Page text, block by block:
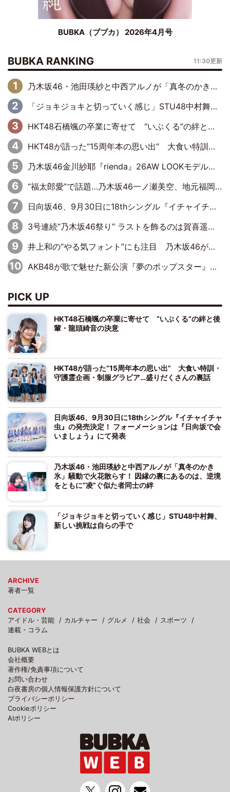
BUBKA（ブブカ） 2026年4月号
BUBKA RANKING 11:30更新
乃木坂46・池田瑛紗と中西アルノが「真冬のかき氷」騒動で火花散らす！ 因縁の裏にあるのは、逆境をともに“凌”ぐ似た者同士の絆
「ジョキジョキと切っていく感じ」STU48中村舞、新しい挑戦は自らの手で
HKT48石橋颯の卒業に寄せて “いぶくる”の絆と後輩・龍頭綺音の決意
HKT48が語った“15周年本の思い出” 大食い特訓・守護霊企画・制服グラビア…盛りだくさんの裏話
乃木坂46金川紗耶『rienda』26AW LOOKモデルに就任
“福太郎愛”で話題…乃木坂46一ノ瀬美空、地元福岡『めんべい25周年トップサポーター』に就任
日向坂46、9月30日に18thシングル『イチャイチャ虫』の発売決定！ フォーメーションは『日向坂で会いましょう』にて発表
3号連続“乃木坂46祭り” ラストを飾るのは賀喜遥香…5年ぶりの登場に「5年分大人になった私を見ていただけたら」
井上和の“やる気フォント”にも注目 乃木坂46が挑んだ書道パフォーマンスの舞台裏
AKB48が歌で魅せた新公演『夢のポップスター』 初日から全身全霊のステージ
PICK UP
HKT48石橋颯の卒業に寄せて “いぶくる”の絆と後
輩・龍頭綺音の決意
HKT48が語った“15周年本の思い出” 大食い特訓・
守護霊企画・制服グラビア…盛りだくさんの裏話
日向坂46、9月30日に18thシングル『イチャイチャ
虫』の発売決定！ フォーメーションは『日向坂で会
いましょう』にて発表
乃木坂46・池田瑛紗と中西アルノが「真冬のかき
氷」騒動で火花散らす！ 因縁の裏にあるのは、逆境
をともに“凌”ぐ似た者同士の絆
「ジョキジョキと切っていく感じ」STU48中村舞、
新しい挑戦は自らの手で
ARCHIVE
著者一覧
CATEGORY
アイドル・芸能
カルチャー グルメ 社会
スポーツ
連載・コラム
BUBKA WEBとは
会社概要
著作権/免責事項について
お問い合わせ
白夜書房の個人情報保護方針について
プライバシーポリシー
Cookieポリシー
AIポリシー